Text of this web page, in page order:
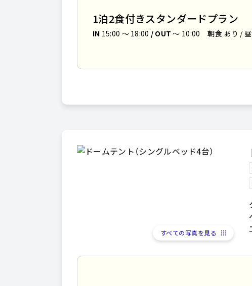
1泊2食付きスタンダードプラン
IN 15:00 〜 18:00 / OUT ～ 10:00 朝食 あり /
すべての写真を見る